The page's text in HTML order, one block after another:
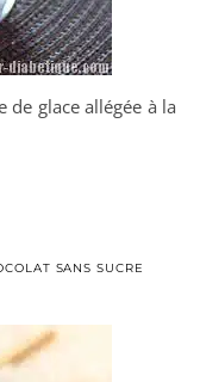
SANS SUCRE